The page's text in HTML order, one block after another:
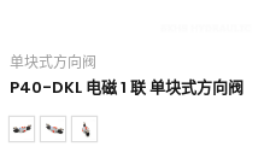
单块式方向阀
P40-DKL 电磁 1 联 单块式方向阀